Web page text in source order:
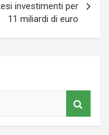
investimenti per
11 miliardi di euro